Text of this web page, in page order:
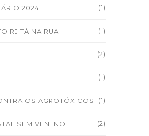
2024 (1)
RJ TÁ NA RUA (1)
(2)
(1)
OS AGROTÓXICOS (1)
SEM VENENO (2)